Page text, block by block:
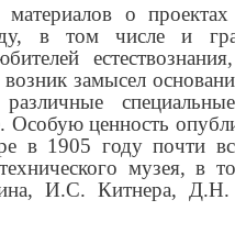
о
в том числе и
замысел
Особую ценность
в 1905 году почти
музея, в
И.С. Китнера, Д.Н.